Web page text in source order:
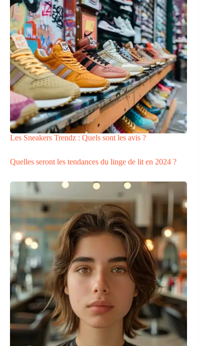
Les Sneakers Trendz : Quels sont les avis ?
Quelles seront les tendances du linge de lit en 2024 ?